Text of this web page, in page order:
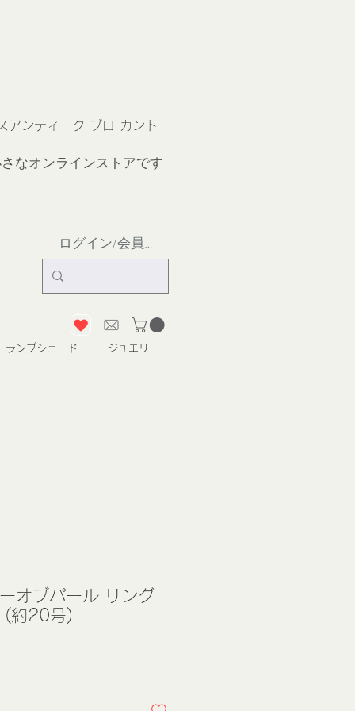
アンティーク ブロ カント
なオンラインストアです
ログイン/会員登録
オブパール リング
(約20号)
ランプシェード ジュエリー